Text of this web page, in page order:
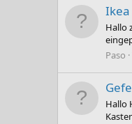
Hallo
Paso
Hallo